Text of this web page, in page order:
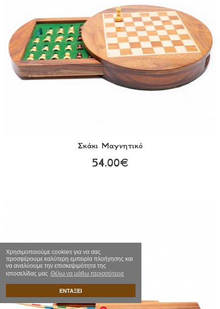
Χρησιμοποιούμε cookies για να σας
προσφέρουμε καλύτερη εμπειρία πλοήγησης και
να αναλύουμε την επισκεψιμότητα της
ιστοσελίδας μας Θέλω να μάθω περισσότερα
ΕΝΤΑΞΕΙ
Σκάκι Μαγνητικό
54.00€